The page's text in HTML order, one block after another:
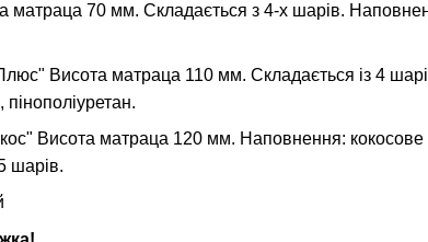
70 мм. Складається з 4-х шарів.
Висота матраца 110 мм. Складається із 4
Висота матраца 120 мм. Наповнення: кокосове
шарів.